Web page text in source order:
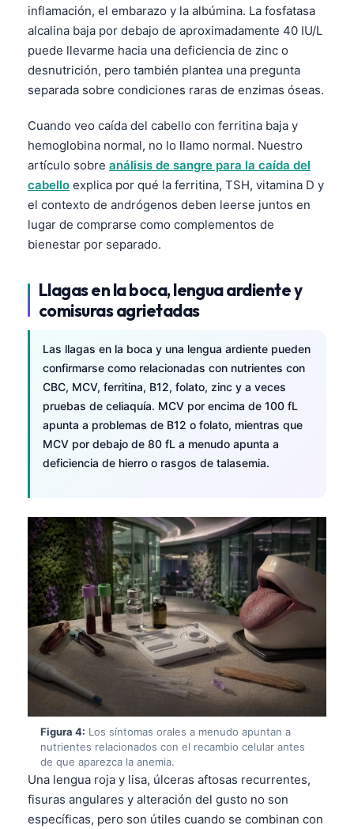
inflamación, el embarazo y la albúmina. La fosfatasa
alcalina baja por debajo de aproximadamente 40 IU/L
puede llevarme hacia una deficiencia de zinc o
desnutrición, pero también plantea una pregunta
separada sobre condiciones raras de enzimas óseas.
Cuando veo caída del cabello con ferritina baja y
hemoglobina normal, no lo llamo normal. Nuestro
artículo sobre análisis de sangre para la caída del
cabello explica por qué la ferritina, TSH, vitamina D y
el contexto de andrógenos deben leerse juntos en
lugar de comprarse como complementos de
bienestar por separado.
Llagas en la boca, lengua ardiente y
comisuras agrietadas
Las llagas en la boca y una lengua ardiente pueden
confirmarse como relacionadas con nutrientes con
CBC, MCV, ferritina, B12, folato, zinc y a veces
pruebas de celiaquía. MCV por encima de 100 fL
apunta a problemas de B12 o folato, mientras que
MCV por debajo de 80 fL a menudo apunta a
deficiencia de hierro o rasgos de talasemia.
Figura 4: Los síntomas orales a menudo apuntan a
nutrientes relacionados con el recambio celular antes
de que aparezca la anemia.
Una lengua roja y lisa, úlceras aftosas recurrentes,
fisuras angulares y alteración del gusto no son
específicas, pero son útiles cuando se combinan con